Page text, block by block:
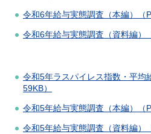
令和6年給与実態調査（本編）（
令和6年給与実態調査（資料編）
令和5年ラスパイレス指数・平均
59KB）
令和5年給与実態調査（本編）（
令和5年給与実態調査（資料編）